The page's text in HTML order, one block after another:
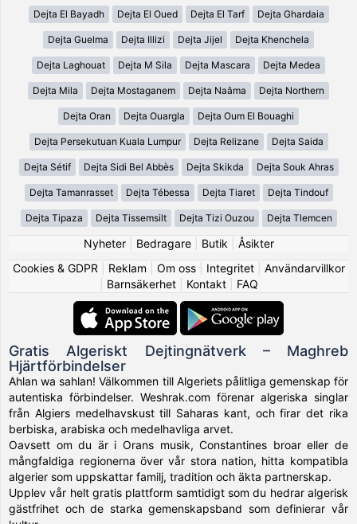
Dejta El Bayadh Dejta El Oued Dejta El Tarf Dejta Ghardaia
Dejta Guelma Dejta Illizi Dejta Jijel Dejta Khenchela
Dejta Laghouat Dejta M Sila Dejta Mascara Dejta Medea
Dejta Mila Dejta Mostaganem Dejta Naâma Dejta Northern
Dejta Oran Dejta Ouargla Dejta Oum El Bouaghi
Dejta Persekutuan Kuala Lumpur Dejta Relizane Dejta Saida
Dejta Sétif Dejta Sidi Bel Abbès Dejta Skikda Dejta Souk Ahras
Dejta Tamanrasset Dejta Tébessa Dejta Tiaret Dejta Tindouf
Dejta Tipaza Dejta Tissemsilt Dejta Tizi Ouzou Dejta Tlemcen
Nyheter| Bedragare| Butik
Åsikter
Cookies & GDPR
Reklam Om oss| Integritet| Användarvillkor
Barnsäkerhet| Kontakt| FAQ
Gratis Algeriskt Dejtingnätverk – Maghreb
Hjärtförbindelser
Ahlan wa sahlan! Välkommen till Algeriets pålitliga gemenskap för
autentiska förbindelser. Weshrak.com förenar algeriska singlar
från Algiers medelhavskust till Saharas kant, och firar det rika
berbiska, arabiska och medelhavliga arvet.
Oavsett om du är i Orans musik, Constantines broar eller de
mångfaldiga regionerna över vår stora nation, hitta kompatibla
algerier som uppskattar familj, tradition och äkta partnerskap.
Upplev vår helt gratis plattform samtidigt som du hedrar algerisk
gästfrihet och de starka gemenskapsband som definierar vår